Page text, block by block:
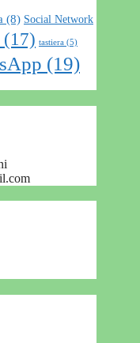
(8) Social Network
(17) tastiera (5)
(19)